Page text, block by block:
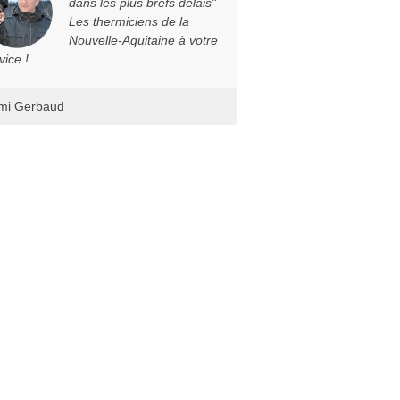
Les thermiciens de la
Nouvelle-Aquitaine à votre
!
Gerbaud